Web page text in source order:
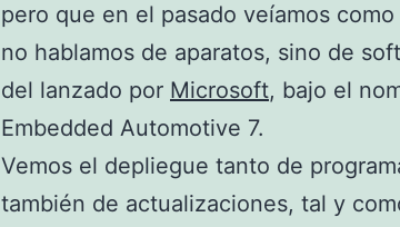
pero que en el pasado veíamos
no hablamos de aparatos, sino de
del lanzado por Microsoft, bajo el
Embedded Automotive 7.
Vemos el depliegue tanto de
también de actualizaciones, tal y